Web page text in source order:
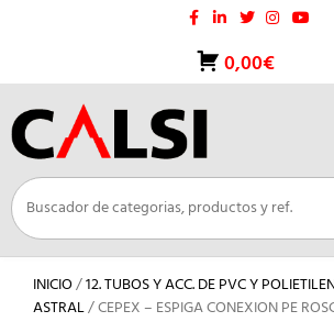
0,00€
INICIO/12. TUBOS Y ACC. DE PVC Y
ASTRAL/ CEPEX – ESPIGA CONEXION PE